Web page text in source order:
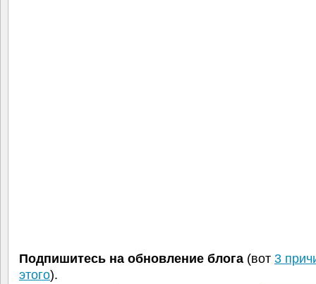
Подпишитесь на обновление блога (вот 3
этого).